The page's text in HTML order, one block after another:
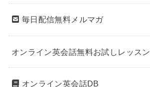
毎日配信無料メルマガ
オンライン英会話無料お試しレッスン
オンライン英会話DB